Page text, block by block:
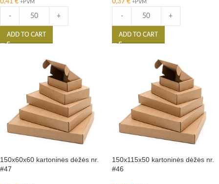
0,41 € +PVM
- +
ADD TO CART
0,37 € +PVM
- +
ADD TO CART
150x60x60 kartoninės dėžės nr.
#47
150x115x50 kartoninės dėžės nr.
#46